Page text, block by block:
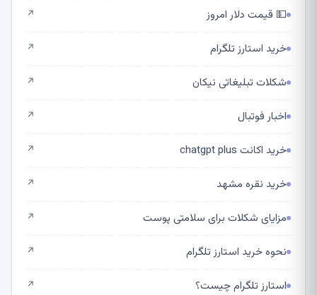
💵 قیمت دلار امروز ↗
خرید استارز تلگرام ↗
شکلات تبلیغاتی نیکان ↗
اخبار فوتبال ↗
خرید اکانت chatgpt plus ↗
خرید نقره مشهد ↗
مزایای شکلات برای سلامتی پوست ↗
نحوه خرید استارز تلگرام ↗
استارز تلگرام چیست؟ ↗